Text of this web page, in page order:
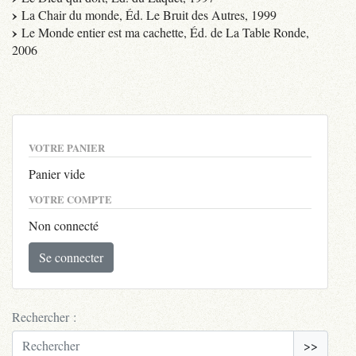
La Chair du monde, Éd. Le Bruit des Autres, 1999
Le Monde entier est ma cachette, Éd. de La Table Ronde,
2006
VOTRE PANIER
Panier vide
VOTRE COMPTE
Non connecté
Se connecter
Rechercher :
>>